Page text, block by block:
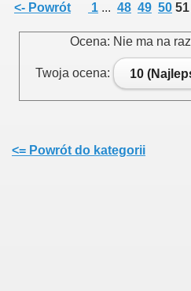
<- Powrót 1 ... 48 49 50 51
Ocena: Nie ma na
Twoja ocena: 10
<= Powrót do kategorii